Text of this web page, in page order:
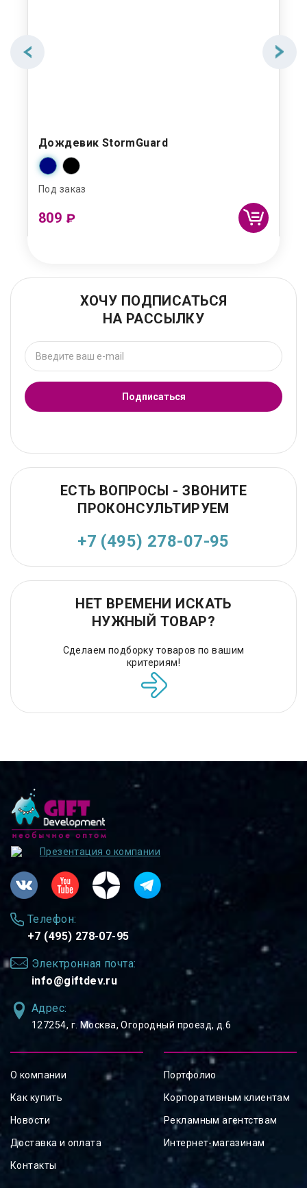
Дождевик StormGuard
Под заказ
809 ₽
ХОЧУ ПОДПИСАТЬСЯ
НА РАССЫЛКУ
Подписаться
ЕСТЬ ВОПРОСЫ - ЗВОНИТЕ
ПРОКОНСУЛЬТИРУЕМ
+7 (495) 278-07-95
НЕТ ВРЕМЕНИ ИСКАТЬ
НУЖНЫЙ ТОВАР?
Сделаем подборку товаров по вашим
критериям!
Презентация о компании
Телефон:
+7 (495) 278-07-95
Электронная почта:
info@giftdev.ru
Адрес:
127254, ⁠г. Москва, Огородный проезд, д.6
О компании
Как купить
Новости
Доставка и оплата
Контакты
Портфолио
Корпоративным клиентам
Рекламным агентствам
Интернет-магазинам